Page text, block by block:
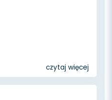
czytaj więcej